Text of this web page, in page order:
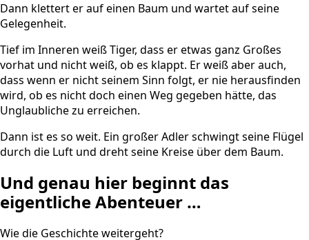
Dann klettert er auf einen Baum und wartet auf seine
Gelegenheit.
Tief im Inneren weiß Tiger, dass er etwas ganz Großes
vorhat und nicht weiß, ob es klappt. Er weiß aber auch,
dass wenn er nicht seinem Sinn folgt, er nie herausfinden
wird, ob es nicht doch einen Weg gegeben hätte, das
Unglaubliche zu erreichen.
Dann ist es so weit. Ein großer Adler schwingt seine Flügel
durch die Luft und dreht seine Kreise über dem Baum.
Und genau hier beginnt das
eigentliche Abenteuer …
Wie die Geschichte weitergeht?